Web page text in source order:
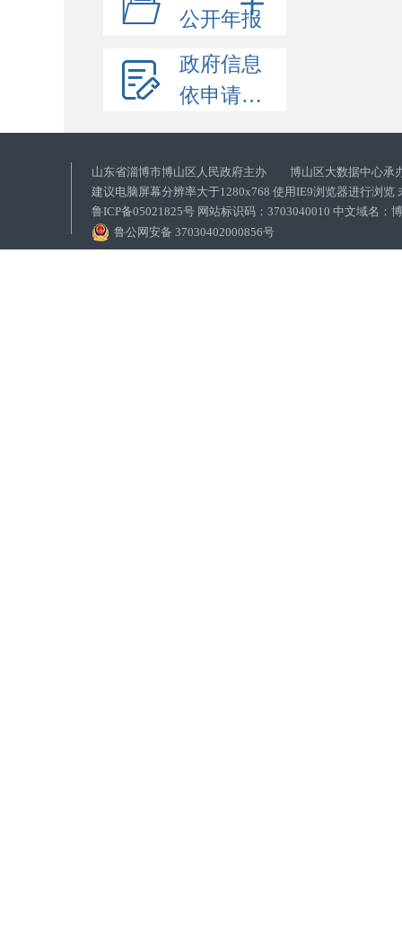
公开年报
政府信息
依申请公开
山东省淄博市博山区人民政府主办 博山区大数据中心承
建议电脑屏幕分辨率大于1280x768 使用IE9浏览器进行浏览
鲁ICP备05021825号 网站标识码：3703040010 中文域名：
鲁公网安备 37030402000856号